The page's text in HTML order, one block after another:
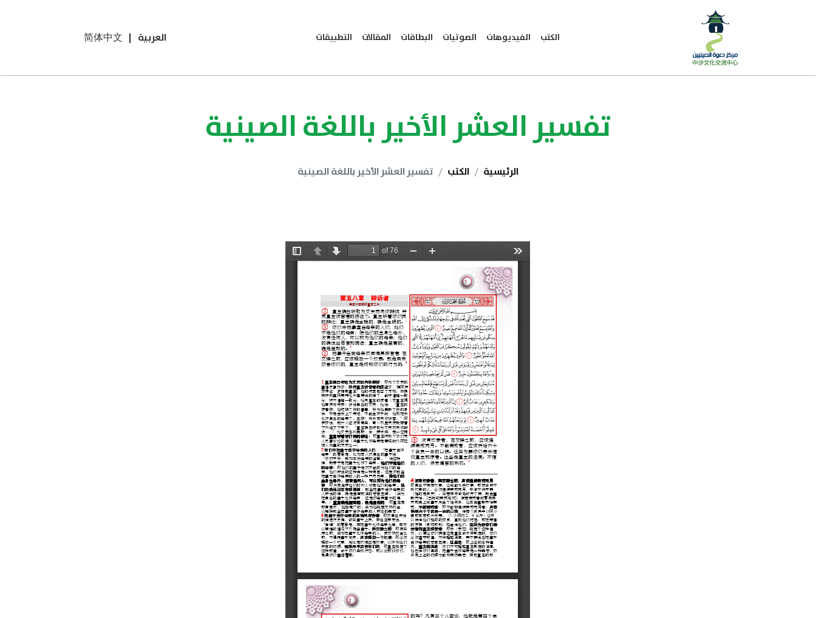
الكتب الفيديوهات الصوتيات البطاقات المقالات التطبيقات العربية |
简体中文
تفسير العشر الأخير باللغة الصينية
الرئيسية الكتب تفسير العشر الأخير باللغة الصينية